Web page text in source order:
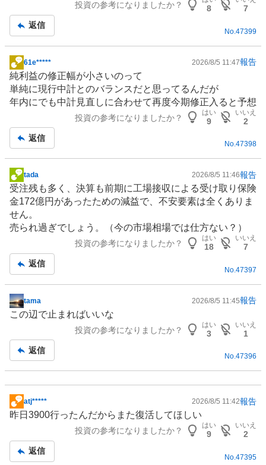
事
投資の参考になりましたか？ 8
7
返信
No. 47399
掲
示
板
記
61e***** 2026/8/5 11:47報告
純利益の修正幅が小さいのって
単純に現行中計とのバランスだと思ってるんだが
年内にでも中計見直しに合わせて再度今期修正入ると予想
投資の参考になりましたか？
はい
9
いいえ
2
返信
No.47398
掲
示
板
記
事
tada 2026/8/5 11:46報告
受注残も多く、決算も前期に工場接収による受け取り保険
金172億円があったための減益で、不安要素は全くありま
せん。
売られ過ぎでしょう。（今の市場相場では仕方ない？）
投資の参考になりましたか？
はい
18
いいえ
7
返信
No. 47397
掲
示
事
tama 2026/8/5 11:45報告
この辺で止まればいいな
投資の参考になりましたか？
はい
3
いいえ
1
返信
No.47396
掲
示
事
atj***** 2026/8/5 11:42報告
昨日3900行ったんだからまた復活してほしい
投資の参考になりましたか？
はい
9
いいえ
2
返信
No. 47395